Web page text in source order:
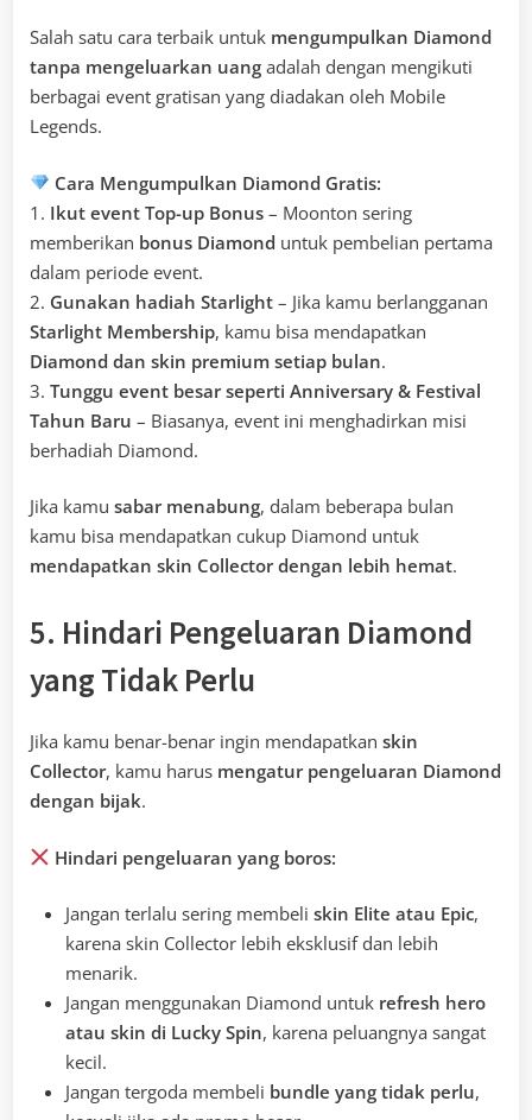
Salah satu cara terbaik untuk mengumpulkan Diamond
tanpa mengeluarkan uang adalah dengan mengikuti
berbagai event gratisan yang diadakan oleh Mobile
Legends.
Cara Mengumpulkan Diamond Gratis:
1. Ikut event Top-up Bonus – Moonton sering
memberikan bonus Diamond untuk pembelian pertama
dalam periode event.
2. Gunakan hadiah Starlight – Jika kamu berlangganan
Starlight Membership, kamu bisa mendapatkan
Diamond dan skin premium setiap bulan.
3. Tunggu event besar seperti Anniversary & Festival
Tahun Baru – Biasanya, event ini menghadirkan misi
berhadiah Diamond.
Jika kamu sabar menabung, dalam beberapa bulan
kamu bisa mendapatkan cukup Diamond untuk
mendapatkan skin Collector dengan lebih hemat.
5. Hindari Pengeluaran Diamond
yang Tidak Perlu
Jika kamu benar-benar ingin mendapatkan skin
Collector, kamu harus mengatur pengeluaran Diamond
dengan bijak.
Hindari pengeluaran yang boros:
Jangan terlalu sering membeli skin Elite atau Epic,
karena skin Collector lebih eksklusif dan lebih
menarik.
Jangan menggunakan Diamond untuk refresh hero
atau skin di Lucky Spin, karena peluangnya sangat
kecil.
Jangan tergoda membeli bundle yang tidak perlu,